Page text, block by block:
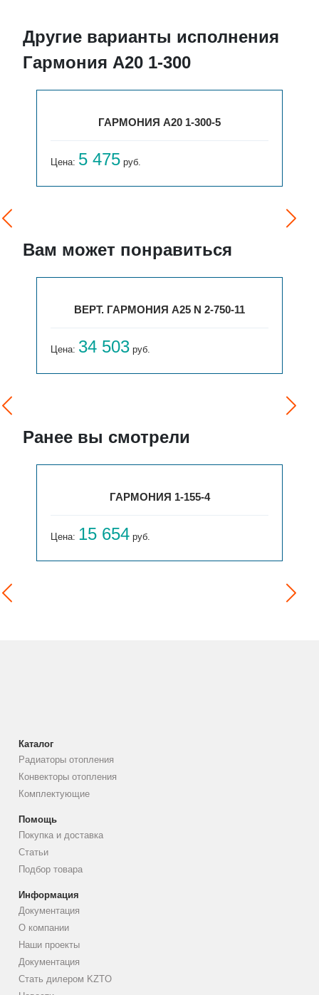
Другие варианты исполнения
Гармония А20 1-300
ГАРМОНИЯ А20 1-300-5
Цена: 5 475 руб.
Вам может понравиться
ВЕРТ. ГАРМОНИЯ А25 N 2-750-11
Цена: 34 503 руб.
Ранее вы смотрели
ГАРМОНИЯ 1-155-4
Цена: 15 654 руб.
Каталог
Радиаторы отопления
Конвекторы отопления
Комплектующие
Помощь
Покупка и доставка
Статьи
Подбор товара
Информация
Документация
О компании
Наши проекты
Документация
Стать дилером KZTO